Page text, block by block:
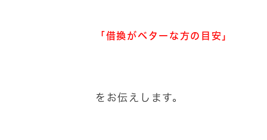
「借換がベターな方の目安」
をお伝えします。